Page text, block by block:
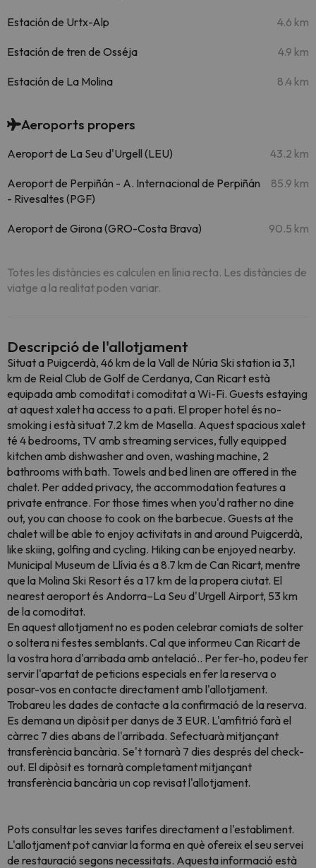
Estación de Urtx-Alp 4.6 km
Estación de tren de Osséja 4.9 km
Estación de La Molina 8.4 km
Aeroports propers
Aeroport de La Seu d'Urgell (LEU) 43.2 km
Aeroport de Perpiñán - A. Internacional de Perpiñán
- Rivesaltes (PGF)
85.9 km
Aeroport de Girona (GRO-Costa Brava) 90.5 km
Totes les distàncies es calculen en línia recta. Les distàncies de
viatge a la realitat poden variar.
Descripció de l'allotjament
Situat a Puigcerdà, 46 km de la Vall de Núria Ski station ia 3,1
km de Reial Club de Golf de Cerdanya, Can Ricart està
equipada amb comoditat i comoditat a Wi-Fi. Guests estaying
at aquest xalet ha access to a pati. El proper hotel és no-
smoking i està situat 7.2 km de Masella. Aquest spacious xalet
té 4 bedrooms, TV amb streaming services, fully equipped
kitchen amb dishwasher and oven, washing machine, 2
bathrooms with bath. Towels and bed linen are offered in the
chalet. Per added privacy, the accommodation features a
private entrance. For those times when you'd rather no dine
out, you can choose to cook on the barbecue. Guests at the
chalet will be able to enjoy activitats in and around Puigcerdà,
like skiing, golfing and cycling. Hiking can be enjoyed nearby.
Municipal Museum de Llívia és a 8.7 km de Can Ricart, mentre
que la Molina Ski Resort és a 17 km de la propera ciutat. El
nearest aeroport és Andorra–La Seu d'Urgell Airport, 53 km
de la comoditat.
En aquest allotjament no es poden celebrar comiats de solter
o soltera ni festes semblants. Cal que informeu Can Ricart de
la vostra hora d'arribada amb antelació.. Per fer-ho, podeu fer
servir l'apartat de peticions especials en fer la reserva o
posar-vos en contacte directament amb l'allotjament.
Trobareu les dades de contacte a la confirmació de la reserva.
Es demana un dipòsit per danys de 3 EUR. L'amfitrió farà el
càrrec 7 dies abans de l'arribada. Sefectuarà mitjançant
transferència bancària. Se't tornarà 7 dies després del check-
out. El dipòsit es tornarà completament mitjançant
transferència bancària un cop revisat l'allotjament.
Pots consultar les seves tarifes directament a l'establiment.
L'allotjament pot canviar la forma en què ofereix el seu servei
de restauració segons necessitats. Aquesta informació està